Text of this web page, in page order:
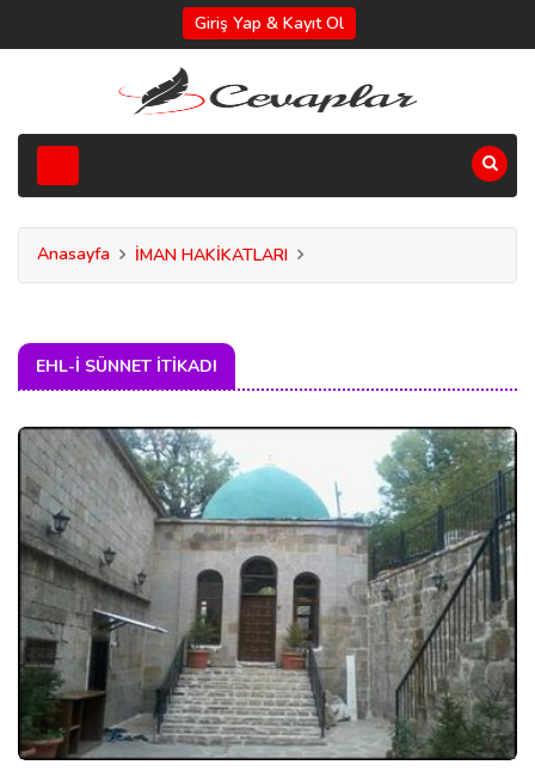
Giriş Yap & Kayıt Ol
Anasayfa İMAN HAKİKATLARI
EHL-I SÜNNET İTIKADI